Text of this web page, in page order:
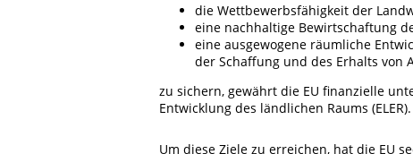
die Wettbewerbsfähigkeit der
eine nachhaltige Bewirtschaftung
eine ausgewogene räumliche
der Schaffung und des Erhalts von
zu sichern, gewährt die EU finanzielle
Entwicklung des ländlichen Raums (ELER).
Um diese Ziele zu erreichen, hat die EU